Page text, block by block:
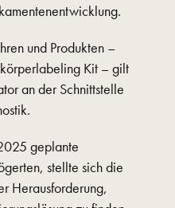
und Produkten –
Kit – gilt
an der Schnittstelle
geplante
stellte sich die
Herausforderung,